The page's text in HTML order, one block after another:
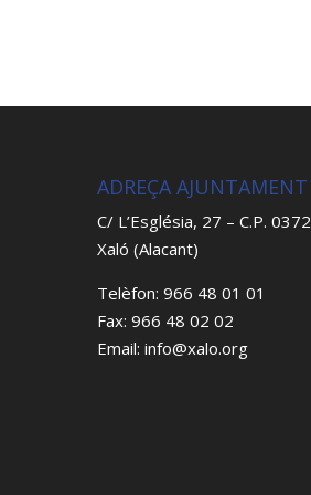
ADREÇA AJUNTAMENT
C/ L’Església, 27 – C.P.
Xaló (Alacant)
Telèfon: 966 48 01 01
Fax: 966 48 02 02
Email: info@xalo.org